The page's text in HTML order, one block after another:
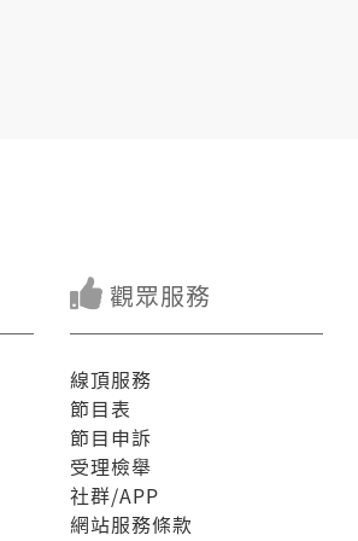
觀眾服務
線頂服務
節目表
節目申訴
受理檢舉
社群/APP
網站服務條款